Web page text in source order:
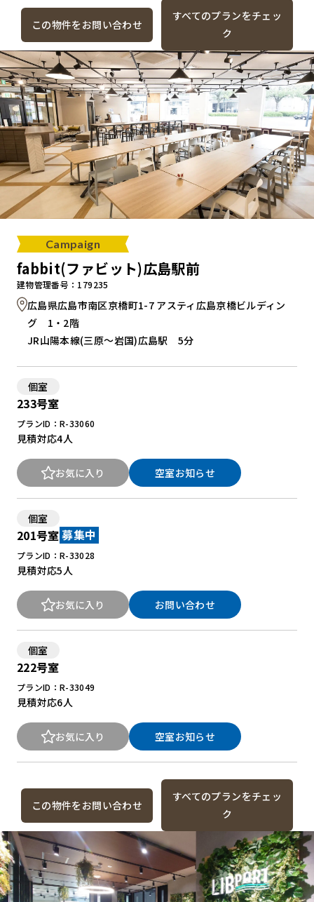
この物件をお問い合わせ
すべてのプランをチェッ
ク
Campaign
fabbit(ファビット)広島駅前
建物管理番号：179235
広島県広島市南区京橋町1-7 アスティ広島京橋ビルディン
グ 1・2階
JR山陽本線(三原～岩国)広島駅 5分
個室
233号室
プランID：R-33060
見積対応4人
お気に入り 空室お知らせ
個室
201号室 募集中
プランID：R-33028
見積対応5人
お気に入り お問い合わせ
個室
222号室
プランID：R-33049
見積対応6人
お気に入り 空室お知らせ
この物件をお問い合わせ
すべてのプランをチェッ
ク